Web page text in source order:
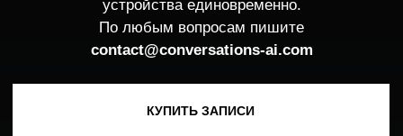
Ждем вас 2 декабря на
Conversations 2026 в Москве